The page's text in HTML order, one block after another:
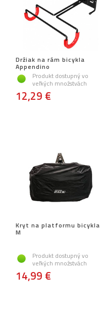
Držiak na rám bicykla
Appendino
Produkt dostupný vo
veľkých množstvách
12,29 €
Kryt na platformu bicykla
M
Produkt dostupný vo
veľkých množstvách
14,99 €